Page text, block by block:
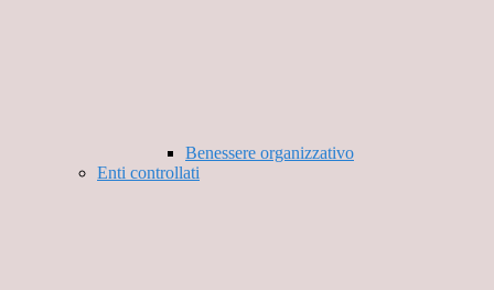
Benessere organizzativo
Enti controllati